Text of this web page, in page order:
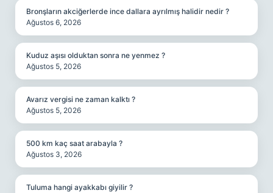
Bronşların akciğerlerde ince dallara ayrılmış halidir nedir ?
Ağustos 6, 2026
Kuduz aşısı olduktan sonra ne yenmez ?
Ağustos 5, 2026
Avarız vergisi ne zaman kalktı ?
Ağustos 5, 2026
500 km kaç saat arabayla ?
Ağustos 3, 2026
Tuluma hangi ayakkabı giyilir ?